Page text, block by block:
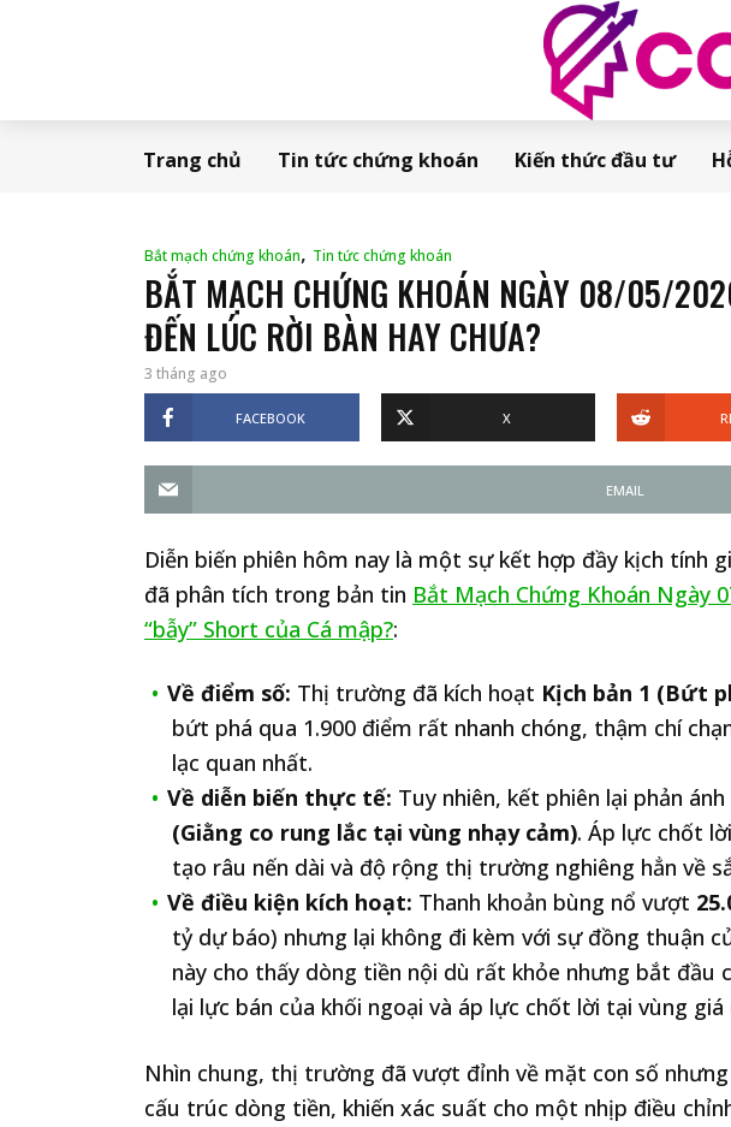
Trang chủ Tin tức chứng khoán Kiến thức đầu tư
Bắt mạch chứng khoán, Tin tức chứng khoán
BẮT MẠCH CHỨNG KHOÁN NGÀY 08/05/
ĐẾN LÚC RỜI BÀN HAY CHƯA?
3 tháng ago
FACEBOOK X
EMAIL
Diễn biến phiên hôm nay là một sự kết hợp đầy kịch tính
đã phân tích trong bản tin Bắt Mạch Chứng Khoán Ngày
“bẫy” Short của Cá mập?:
Về điểm số: Thị trường đã kích hoạt Kịch bản 1 (Bứt
bứt phá qua 1.900 điểm rất nhanh chóng, thậm chí
lạc quan nhất.
Về diễn biến thực tế: Tuy nhiên, kết phiên lại phản
(Giằng co rung lắc tại vùng nhạy cảm). Áp lực chốt
tạo râu nến dài và độ rộng thị trường nghiêng hẳn về
Về điều kiện kích hoạt: Thanh khoản bùng nổ vượt
tỷ dự báo) nhưng lại không đi kèm với sự đồng thuận
này cho thấy dòng tiền nội dù rất khỏe nhưng bắt đầu
lại lực bán của khối ngoại và áp lực chốt lời tại vùng giá
Nhìn chung, thị trường đã vượt đỉnh về mặt con số
cấu trúc dòng tiền, khiến xác suất cho một nhịp điều